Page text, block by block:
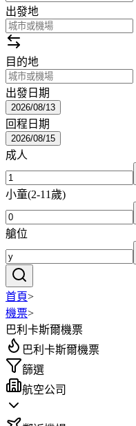
出發地
目的地
出發日期
2026/08/13
回程日期
2026/08/15
成人
小童(2-11歲)
艙位
首頁>
機票>
巴利卡斯爾機票
巴利卡斯爾機票
篩選
航空公司